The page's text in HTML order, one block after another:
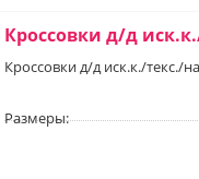
Кроссовки д/д
Кроссовки д/д иск.к./текс./
Размеры: